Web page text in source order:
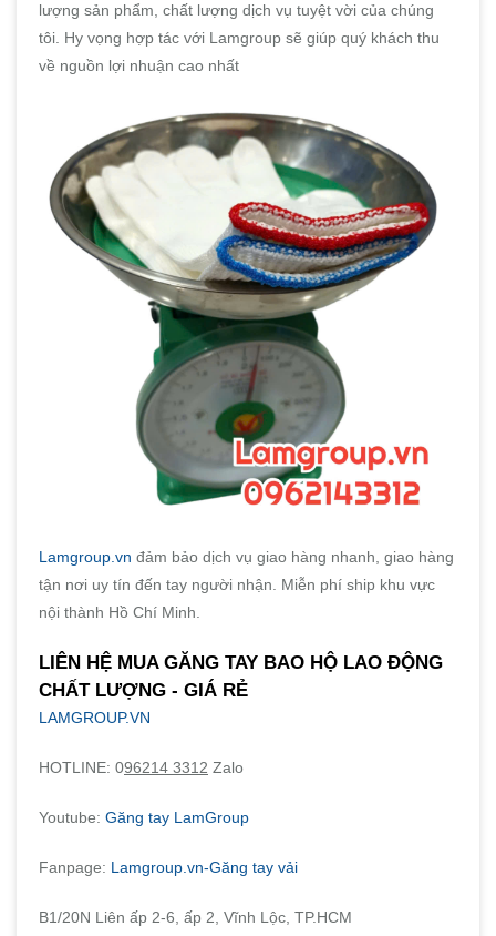
lượng sản phẩm, chất lượng dịch vụ tuyệt vời của chúng
tôi. Hy vọng hợp tác với Lamgroup sẽ giúp quý khách thu
về nguồn lợi nhuận cao nhất
Lamgroup.vn đảm bảo dịch vụ giao hàng nhanh, giao hàng
tận nơi uy tín đến tay người nhận. Miễn phí ship khu vực
nội thành Hồ Chí Minh.
LIÊN HỆ MUA GĂNG TAY BAO HỘ LAO ĐỘNG
CHẤT LƯỢNG - GIÁ RẺ
LAMGROUP.VN
HOTLINE: 096214 3312 Zalo
Youtube: Găng tay LamGroup
Fanpage: Lamgroup.vn-Găng tay vải
B1/20N Liên ấp 2-6, ấp 2, Vĩnh Lộc, TP.HCM